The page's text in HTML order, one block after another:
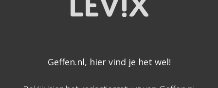
Geffen.nl, hier vind je het wel!